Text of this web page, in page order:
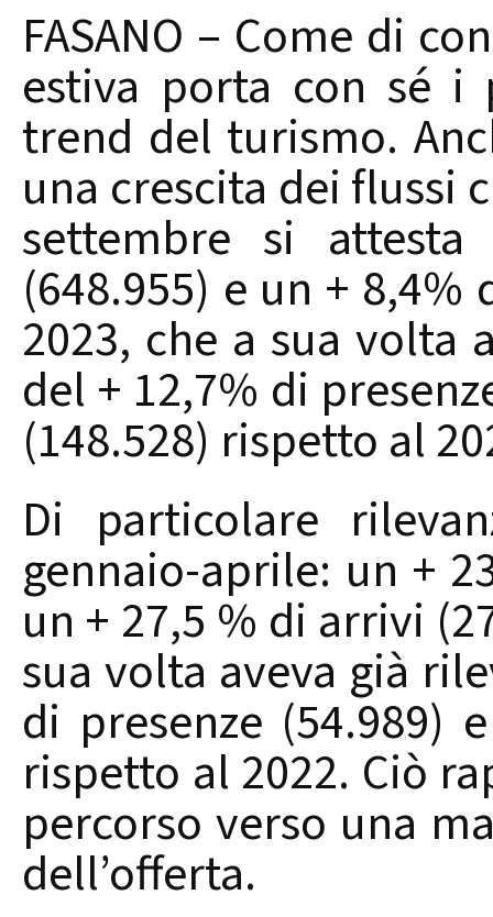
FASANO – Come di
estiva porta con sé i
trend del turismo.
una crescita dei flussi
settembre si
(648.955) e un +
2023, che a sua volta
del + 12,7% di
(148.528) rispetto al
Di particolare
gennaio-aprile: un +
un + 27,5 % di arrivi
sua volta aveva già
di presenze (54.989)
rispetto al 2022. Ciò
percorso verso una
dell’offerta.